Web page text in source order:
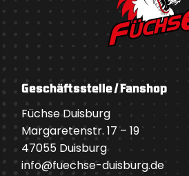
Geschäftsstelle / Fanshop
Füchse Duisburg
Margaretenstr. 17 – 19
47055 Duisburg
info@fuechse-duisburg.de